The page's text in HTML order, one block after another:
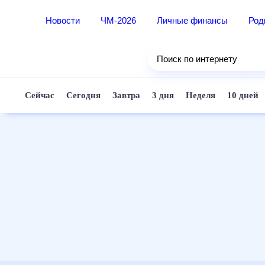
Новости ЧМ-2026 Личные финансы
Поиск по интернету
Сейчас Сегодня Завтра 3 дня Неделя 10